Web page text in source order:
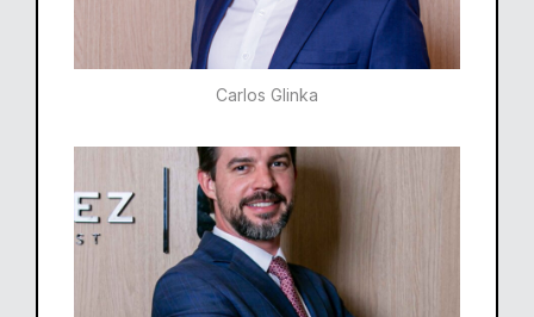
Carlos Glinka